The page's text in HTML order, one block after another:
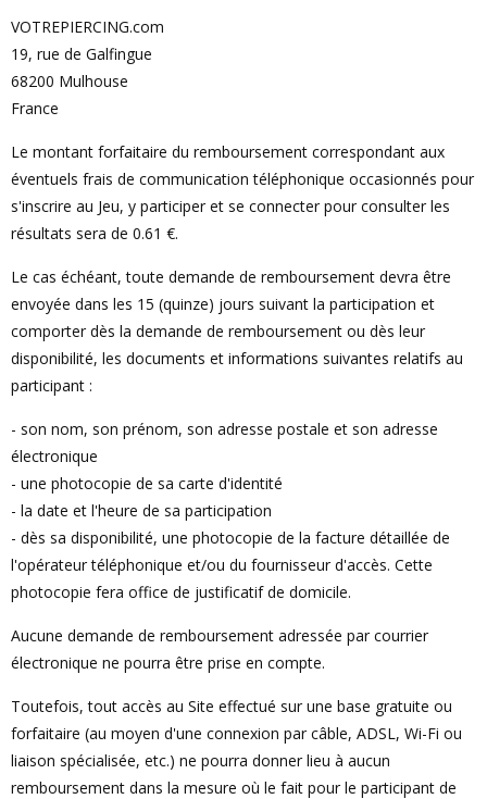
VOTREPIERCING.com
19, rue de Galfingue
68200 Mulhouse
France
Le montant forfaitaire du remboursement correspondant aux
éventuels frais de communication téléphonique occasionnés pour
s'inscrire au Jeu, y participer et se connecter pour consulter les
résultats sera de 0.61 €.
Le cas échéant, toute demande de remboursement devra être
envoyée dans les 15 (quinze) jours suivant la participation et
comporter dès la demande de remboursement ou dès leur
disponibilité, les documents et informations suivantes relatifs au
participant :
- son nom, son prénom, son adresse postale et son adresse
électronique
- une photocopie de sa carte d'identité
- la date et l'heure de sa participation
- dès sa disponibilité, une photocopie de la facture détaillée de
l'opérateur téléphonique et/ou du fournisseur d'accès. Cette
photocopie fera office de justificatif de domicile.
Aucune demande de remboursement adressée par courrier
électronique ne pourra être prise en compte.
Toutefois, tout accès au Site effectué sur une base gratuite ou
forfaitaire (au moyen d'une connexion par câble, ADSL, Wi-Fi ou
liaison spécialisée, etc.) ne pourra donner lieu à aucun
remboursement dans la mesure où le fait pour le participant de